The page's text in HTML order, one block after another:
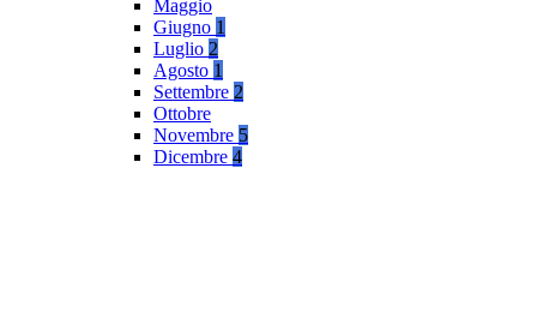
Maggio
Giugno 1
Luglio 2
Agosto 1
Settembre 2
Ottobre
Novembre 5
Dicembre 4